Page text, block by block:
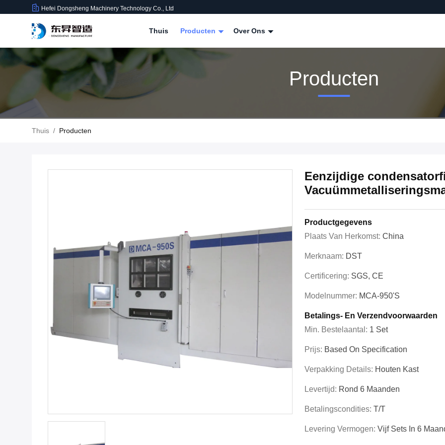
Hefei Dongsheng Machinery Technology Co., Ltd
Thuis Producten Over Ons
Producten
Thuis / Producten
Eenzijdige
Productgegevens
Plaats Van Herkomst: China
Merknaam: DST
Certificering: SGS, CE
Modelnummer: MCA-950's
Betalings- En Verzendvoorwaarden
Min. Bestelaantal: 1 Set
Prijs: Based On Specification
Verpakking Details: Houten Kast
Levertijd: Rond 6 Maanden
Betalingscondities: T/T
Levering Vermogen: Vijf Sets In 6